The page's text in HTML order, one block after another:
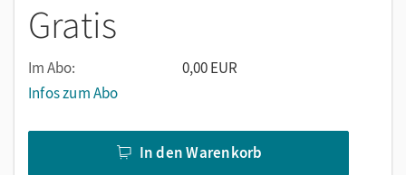
Gratis
Im Abo:
0,00 EUR
Infos zum Abo
In den Warenkorb